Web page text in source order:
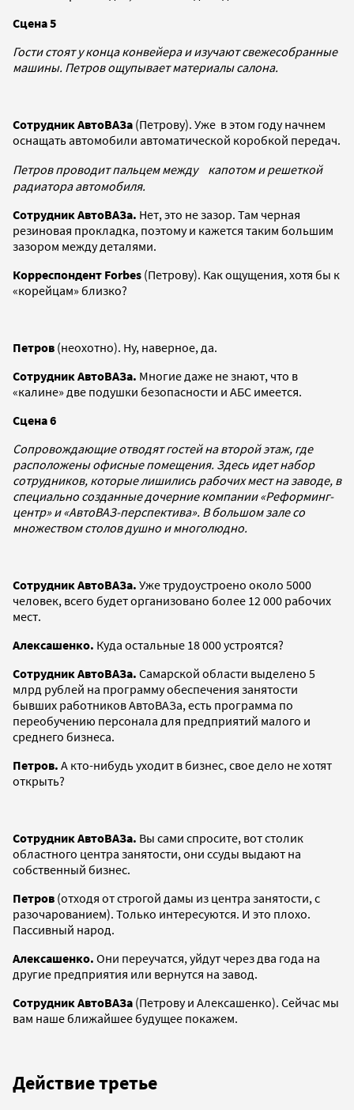
Сцена 5
Гости стоят у конца конвейера и изучают свежесобранные
машины. Петров ощупывает материалы салона.
Сотрудник АвтоВАЗа (Петрову). Уже в этом году начнем
оснащать автомобили автоматической коробкой передач.
Петров проводит пальцем между капотом и решеткой
радиатора автомобиля.
Сотрудник АвтоВАЗа. Нет, это не зазор. Там черная
резиновая прокладка, поэтому и кажется таким большим
зазором между деталями.
Корреспондент Forbes (Петрову). Как ощущения, хотя бы к
«корейцам» близко?
Петров (неохотно). Ну, наверное, да.
Сотрудник АвтоВАЗа. Многие даже не знают, что в
«калине» две подушки безопасности и АБС имеется.
Сцена 6
Сопровождающие отводят гостей на второй этаж, где
расположены офисные помещения. Здесь идет набор
сотрудников, которые лишились рабочих мест на заводе, в
специально созданные дочерние компании «Реформинг-
центр» и «АвтоВАЗ-перспектива». В большом зале со
множеством столов душно и многолюдно.
Сотрудник АвтоВАЗа. Уже трудоустроено около 5000
человек, всего будет организовано более 12 000 рабочих
мест.
Алексашенко. Куда остальные 18 000 устроятся?
Сотрудник АвтоВАЗа. Самарской области выделено 5
млрд рублей на программу обеспечения занятости
бывших работников АвтоВАЗа, есть программа по
переобучению персонала для предприятий малого и
среднего бизнеса.
Петров. А кто-нибудь уходит в бизнес, свое дело не хотят
открыть?
Сотрудник АвтоВАЗа. Вы сами спросите, вот столик
областного центра занятости, они ссуды выдают на
собственный бизнес.
Петров (отходя от строгой дамы из центра занятости, с
разочарованием). Только интересуются. И это плохо.
Пассивный народ.
Алексашенко. Они переучатся, уйдут через два года на
другие предприятия или вернутся на завод.
Сотрудник АвтоВАЗа (Петрову и Алексашенко). Сейчас мы
вам наше ближайшее будущее покажем.
Действие третье